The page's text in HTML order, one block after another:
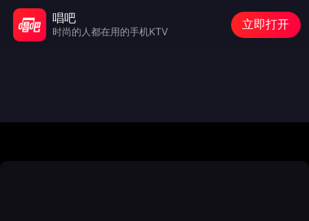
唱吧
时尚的人都在用的手机KTV
立即打开